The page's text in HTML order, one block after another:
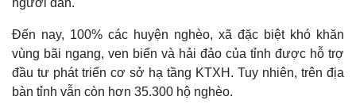
người dân.
Đến nay, 100% các huyện nghèo, xã đặc biệt khó khăn
vùng bãi ngang, ven biển và hải đảo của tỉnh được hỗ trợ
đầu tư phát triển cơ sở hạ tầng KTXH. Tuy nhiên, trên địa
bàn tỉnh vẫn còn hơn 35.300 hộ nghèo.